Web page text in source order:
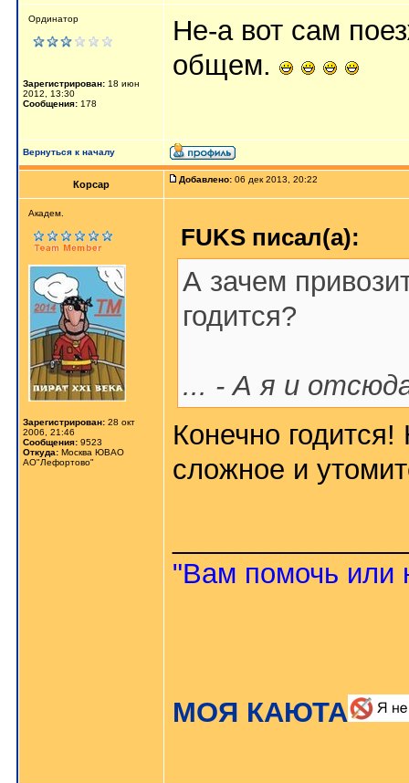
Ординатор
Зарегистрирован: 18 июн
2012, 13:30
Сообщения: 178
Не-а вот сам
общем.
Вернуться к началу
Корсар Добавлено: 06 дек 2013, 20:22
Aкaдeм.
Зарегистрирован: 28 окт
2006, 21:46
Сообщения: 9523
Откуда: Москва ЮВАО
АО"Лефортово"
FUKS писал(а):
А зачем
годится?
... - А я и
Конечно
сложное и
"Вам помочь или
МОЯ КАЮТА